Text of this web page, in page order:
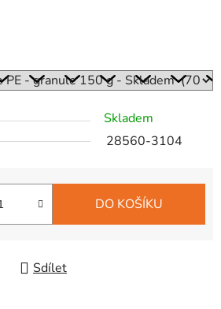
Skladem
28560-3104
DO KOŠÍKU
Sdílet